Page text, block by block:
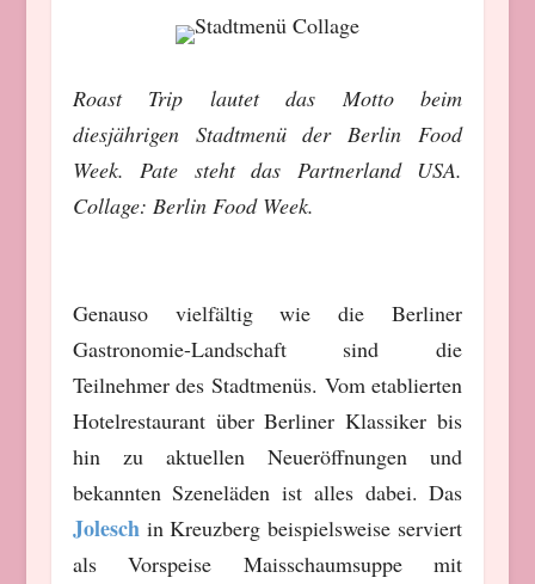
Roast Trip lautet das Motto beim
diesjährigen Stadtmenü der Berlin Food
Week. Pate steht das Partnerland USA.
Collage: Berlin Food Week.
Genauso vielfältig wie die Berliner
Gastronomie-Landschaft sind die
Teilnehmer des Stadtmenüs. Vom etablierten
Hotelrestaurant über Berliner Klassiker bis
hin zu aktuellen Neueröffnungen und
bekannten Szeneläden ist alles dabei. Das
Joleschin Kreuzberg beispielsweise serviert
als Vorspeise Maisschaumsuppe mit